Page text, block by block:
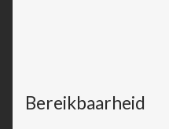
Bereikbaarheid